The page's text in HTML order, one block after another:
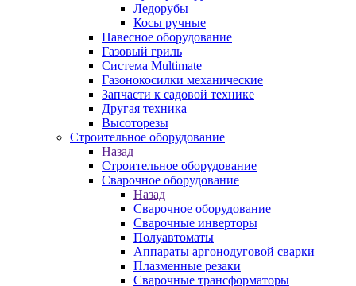
Ледорубы
Косы ручные
Навесное оборудование
Газовый гриль
Система Multimate
Газонокосилки механические
Запчасти к садовой технике
Другая техника
Высоторезы
Строительное оборудование
Назад
Строительное оборудование
Сварочное оборудование
Назад
Сварочное оборудование
Сварочные инверторы
Полуавтоматы
Аппараты аргонодуговой сварки
Плазменные резаки
Сварочные трансформаторы